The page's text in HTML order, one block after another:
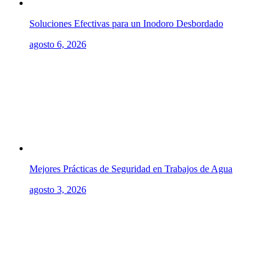
Soluciones Efectivas para un Inodoro Desbordado
agosto 6, 2026
Mejores Prácticas de Seguridad en Trabajos de Agua
agosto 3, 2026